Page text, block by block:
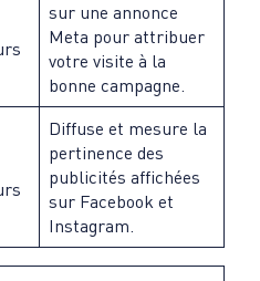
sur une annonce
Meta pour attribuer
votre visite à la
bonne campagne.
Diffuse et mesure la
pertinence des
publicités affichées
sur Facebook et
Instagram.